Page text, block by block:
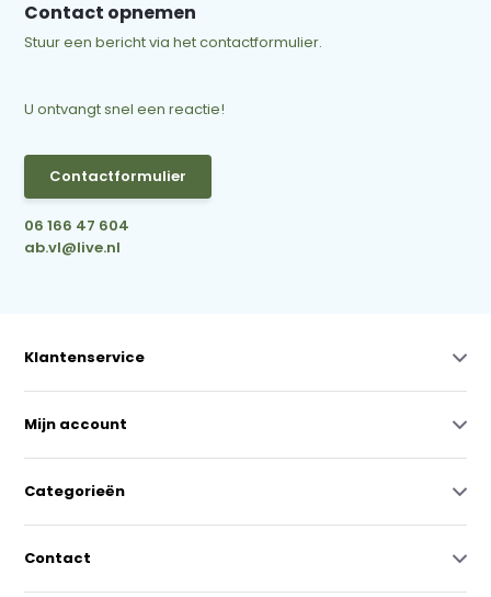
Contact opnemen
Stuur een bericht via het contactformulier.
U ontvangt snel een reactie!
Contactformulier
06 166 47 604
ab.vl@live.nl
Klantenservice
Mijn account
Categorieën
Contact